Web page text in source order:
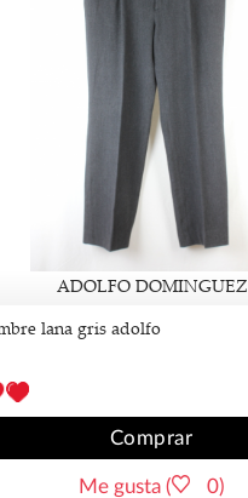
ADOLFO DOMINGUEZ
lana gris adolfo
Comprar
Me gusta ( 0)